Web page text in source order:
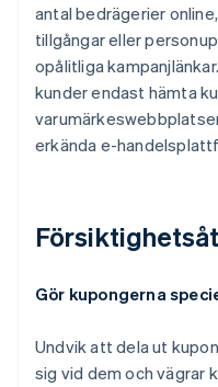
antal bedrägerier
tillgångar eller
opålitliga
kunder endast hämta
erkända e-
Gör kupongerna
Undvik att dela ut
sig vid dem och vägrar